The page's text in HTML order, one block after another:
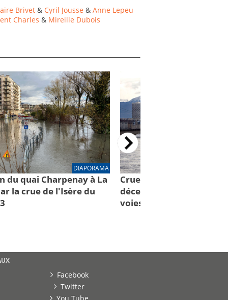
Brivet & Cyril Jousse & Anne Lepeu
Charles & Mireille Dubois
DIAPORAMA
du quai Charpenay à La
la crue de l'Isère du
Crue de l'Isère à
décembre 2023 -
voies sur berges
Facebook
Twitter